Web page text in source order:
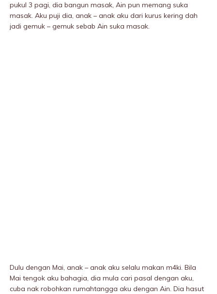
pukuI 3 pagi, dia bangun masak, Ain pun memang suka
masak. Aku puji dia, anak – anak aku dari kurus kering dah
jadi gemuk – gemuk sebab Ain suka masak.
Dulu dengan Mai, anak – anak aku selalu makan m4ki. Bila
Mai tengok aku bahagia, dia mula cari pasal dengan aku,
cuba nak robohkan rumahtangga aku dengan Ain. Dia hasut